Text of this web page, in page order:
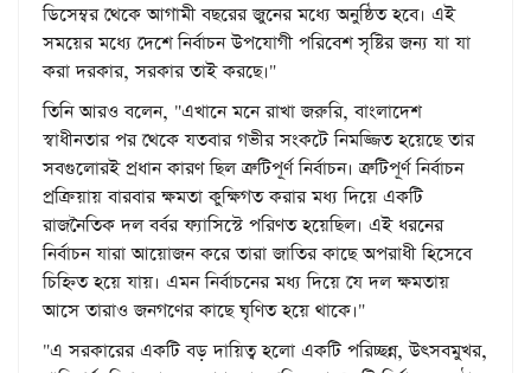
ডিসেম্বর থেকে আগামী বছরের জুনের মধ্যে অনুষ্ঠিত হবে। এই
সময়ের মধ্যে দেশে নির্বাচন উপযোগী পরিবেশ সৃষ্টির জন্য যা যা
করা দরকার, সরকার তাই করছে।"
তিনি আরও বলেন, "এখানে মনে রাখা জরুরি, বাংলাদেশ
স্বাধীনতার পর থেকে যতবার গভীর সংকটে নিমজ্জিত হয়েছে তার
সবগুলোরই প্রধান কারণ ছিল ত্রুটিপূর্ণ নির্বাচন। ত্রুটিপূর্ণ নির্বাচন
প্রক্রিয়ায় বারবার ক্ষমতা কুক্ষিগত করার মধ্য দিয়ে একটি
রাজনৈতিক দল বর্বর ফ্যাসিস্টে পরিণত হয়েছিল। এই ধরনের
নির্বাচন যারা আয়োজন করে তারা জাতির কাছে অপরাধী হিসেবে
চিহ্নিত হয়ে যায়। এমন নির্বাচনের মধ্য দিয়ে যে দল ক্ষমতায়
আসে তারাও জনগণের কাছে ঘৃণিত হয়ে থাকে।"
"এ সরকারের একটি বড় দায়িত্ব হলো একটি পরিচ্ছন্ন, উৎসবমুখর,